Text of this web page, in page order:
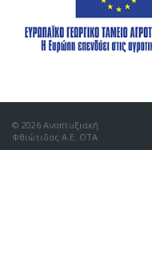
© 2026 Αναπτυξιακή
Φθιώτιδας Α.Ε. ΟΤΑ